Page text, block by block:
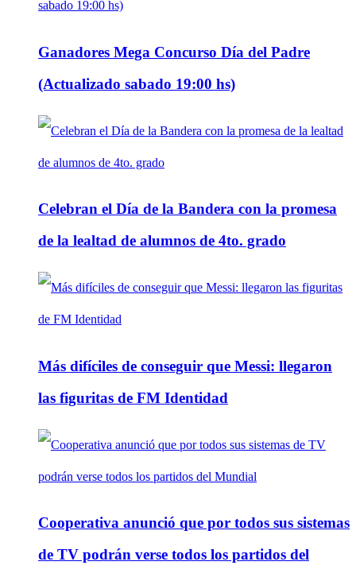
Ganadores Mega Concurso Día del Padre
(Actualizado sabado 19:00 hs)
Celebran el Día de la Bandera con la promesa
de la lealtad de alumnos de 4to. grado
Más difíciles de conseguir que Messi: llegaron
las figuritas de FM Identidad
Cooperativa anunció que por todos sus sistemas
de TV podrán verse todos los partidos del